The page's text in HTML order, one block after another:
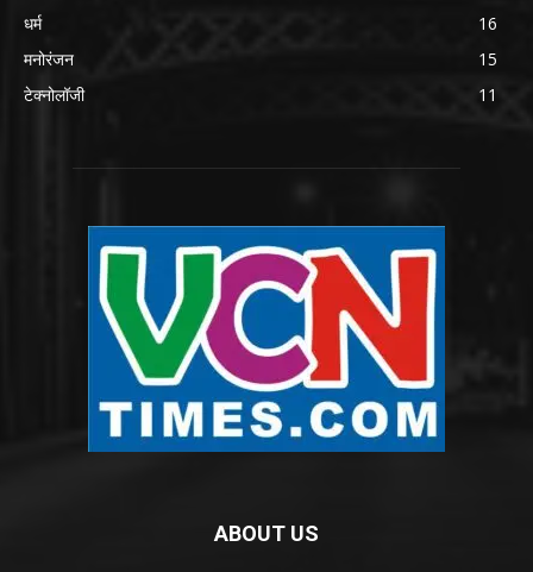
धर्म
16
मनोरंजन
15
टेक्नोलॉजी
11
ABOUT US